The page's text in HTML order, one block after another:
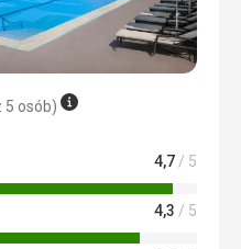
po prostu bardzo
przetłumaczona za
5 osób)
4,7 / 5
4,3 / 5